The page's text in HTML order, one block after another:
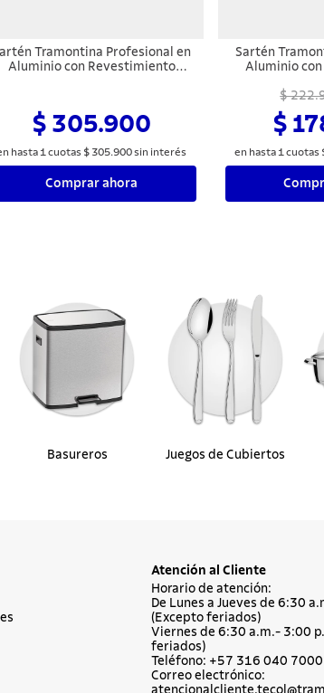
Tramontina Profesional en
Aluminio con Revestimiento
Inoxidable y Silicona 24 cm 2 L
$ 305.900
hasta 1 cuotas $ 305.900sin interés
Comprar ahora
Sartén
Aluminio
Antiadherente
Negro
$
$
en hasta 1 cuotas
Basureros Juegos de Cubiertos
Atención al Cliente
Horario de atención:
De Lunes a Jueves de 6:30
(Excepto feriados)
Viernes de 6:30 a.m.- 3:00
feriados)
Teléfono: +57 316 040 7000
Correo electrónico: